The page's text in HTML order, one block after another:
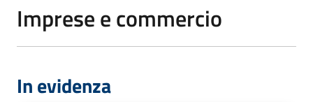
Imprese e commercio
In evidenza